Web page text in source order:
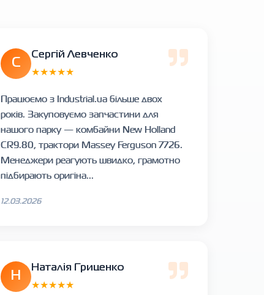
С
Сергій Левченко
★★★★★
Працюємо з Industrial.ua більше двох
років. Закуповуємо запчастини для
нашого парку — комбайни New Holland
CR9.80, трактори Massey Ferguson 7726.
Менеджери реагують швидко, грамотно
підбирають оригіна...
12.03.2026
Н
Наталія Гриценко
★★★★★